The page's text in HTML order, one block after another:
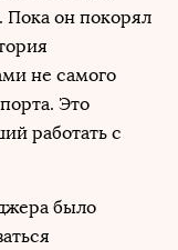
Пока он покорял
не самого
Это
работать с
было